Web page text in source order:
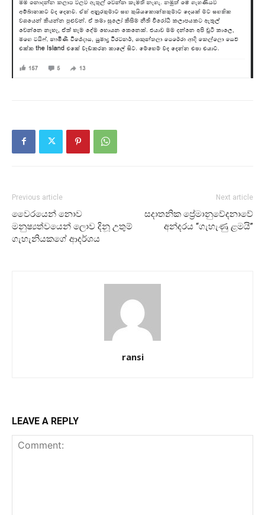
Previous article
වෛරයෙන් නොව
මනුෂ්‍යත්වයෙන් ලොව දිනූ උතුම්
ගැහැනියකගේ ආදර්ශය
Next article
සදාතනික ප්‍රේමානුවේදනාවේ
අන්දරය “ගැහැණු ළමයි”
ransi
LEAVE A REPLY